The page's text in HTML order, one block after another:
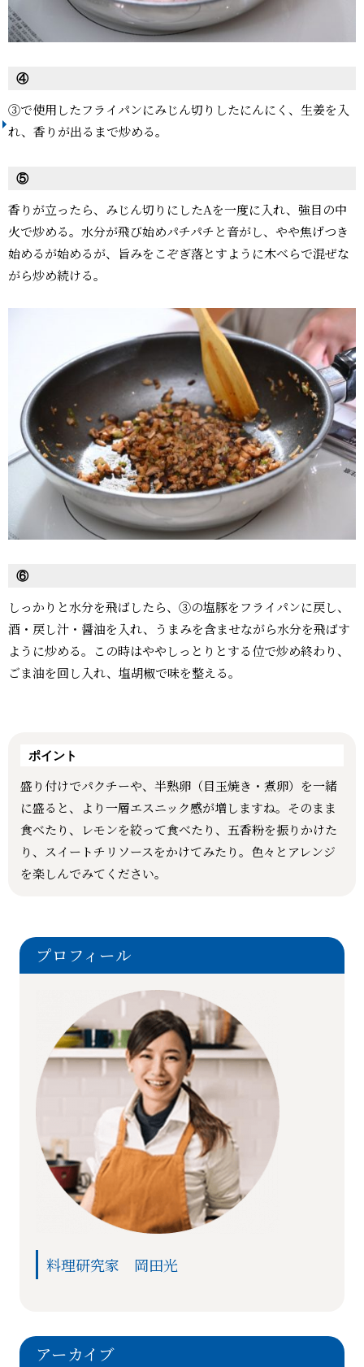
④
③で使用したフライパンにみじん切りしたにんにく、生姜を入
れ、香りが出るまで炒める。
⑤
香りが立ったら、みじん切りにしたAを一度に入れ、強目の中
火で炒める。水分が飛び始めパチパチと音がし、やや焦げつき
始めるが始めるが、旨みをこぞぎ落とすように木べらで混ぜな
がら炒め続ける。
⑥
しっかりと水分を飛ばしたら、③の塩豚をフライパンに戻し、
酒・戻し汁・醤油を入れ、うまみを含ませながら水分を飛ばす
ように炒める。この時はややしっとりとする位で炒め終わり、
ごま油を回し入れ、塩胡椒で味を整える。
ポイント
盛り付けでパクチーや、半熟卵（目玉焼き・煮卵）を一緒
に盛ると、より一層エスニック感が増しますね。そのまま
食べたり、レモンを絞って食べたり、五香粉を振りかけた
り、スイートチリソースをかけてみたり。色々とアレンジ
を楽しんでみてください。
プロフィール
料理研究家 岡田光
アーカイブ